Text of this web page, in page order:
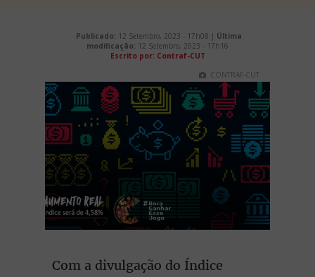
Publicado: 12 Setembro, 2023 - 17h08 | Última
modificação: 12 Setembro, 2023 - 17h16
Escrito por: Contraf-CUT
CONTRAF-CUT
Com a divulgação do Índice